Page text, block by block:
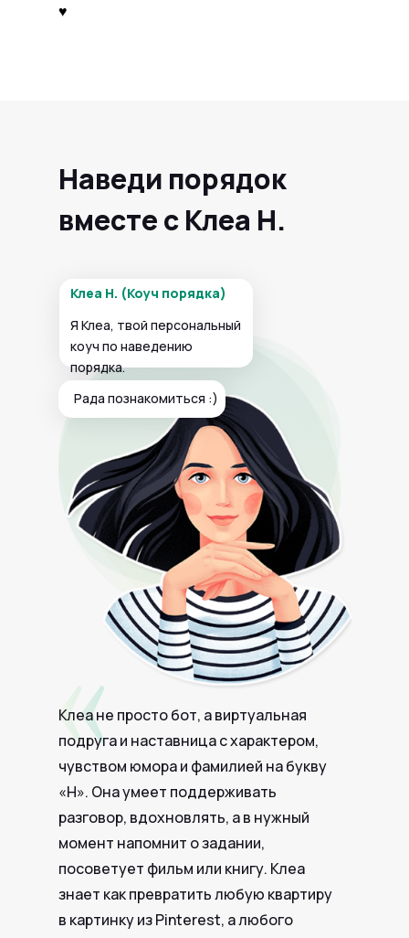
♥
Наведи порядок
вместе с Клеа Н.
Клеа не просто бот, а виртуальная
подруга и наставница с характером,
чувством юмора и фамилией на букву
«Н». Она умеет поддерживать
разговор, вдохновлять, а в нужный
момент напомнит о задании,
посоветует фильм или книгу. Клеа
знает как превратить любую квартиру
в картинку из Pinterest, а любого
Клеа Н. (Коуч порядка)
Я Клеа, твой персональный
коуч по наведению
порядка.
Рада познакомиться :)